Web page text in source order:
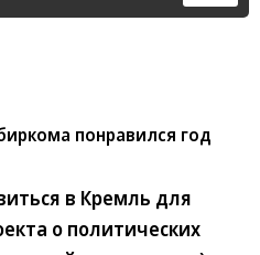
понравился год
в Кремль для
о политических